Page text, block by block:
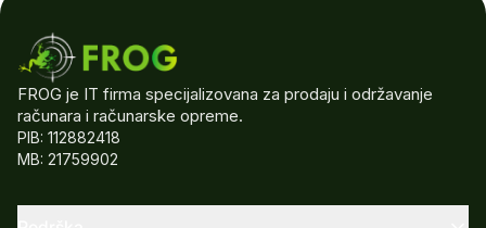
FROG je IT firma specijalizovana za prodaju i održavanje
računara i računarske opreme.
PIB: 112882418
MB: 21759902